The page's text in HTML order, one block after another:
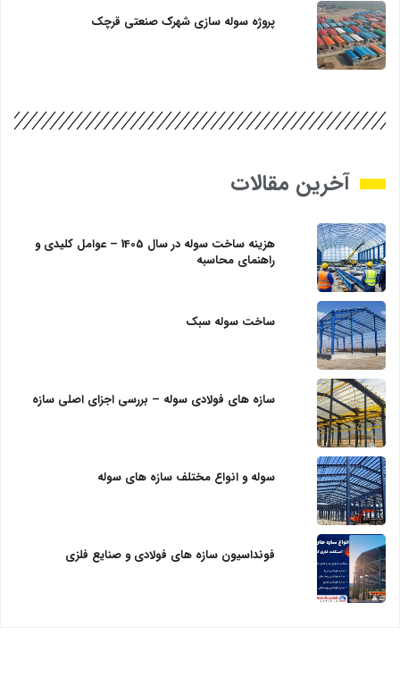
پروژه سوله سازی شهرک صنعتی قرچک
آخرین مقالات
هزینه ساخت سوله در سال 1405 – عوامل کلیدی و
راهنمای محاسبه
ساخت سوله سبک
سازه‌ های فولادی سوله – بررسی اجزای اصلی سازه
سوله و انواع مختلف سازه های سوله
فونداسیون سازه های فولادی و صنایع فلزی